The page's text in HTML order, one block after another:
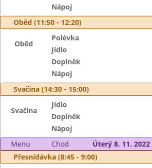
Nápoj
Oběd (11:50 - 12:20)
Oběd
Polévka
Jídlo
Doplněk
Nápoj
Svačina (14:30 - 15:00)
Svačina
Jídlo
Doplněk
Nápoj
Menu
Chod
Úterý 8. 11. 2022
Přesnídávka (8:45 - 9:00)